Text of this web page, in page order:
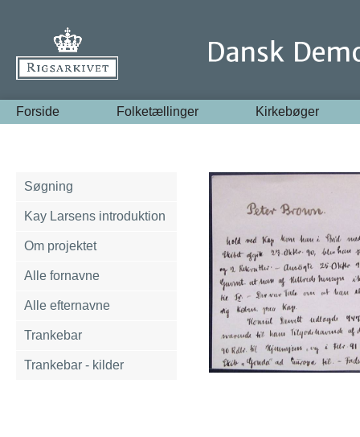
Forside Folketællinger Kirkebøger
Søgning
Kay Larsens introduktion
Om projektet
Alle fornavne
Alle efternavne
Trankebar
Trankebar - kilder